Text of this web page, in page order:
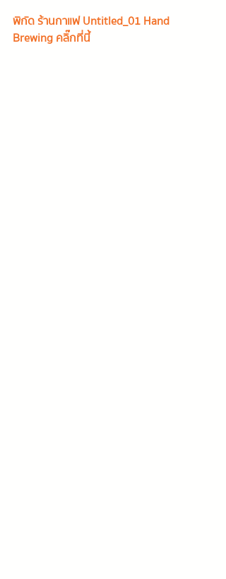
พิกัด ร้านกาแฟ Untitled_01 Hand
Brewing คลิ๊กที่นี้